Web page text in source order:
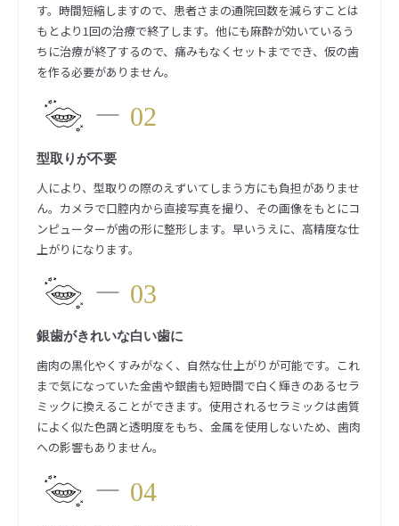
す。時間短縮しますので、患者さまの通院回数を減らすことは
もとより1回の治療で終了します。他にも麻酔が効いているう
ちに治療が終了するので、痛みもなくセットまででき、仮の歯
を作る必要がありません。
02
型取りが不要
人により、型取りの際のえずいてしまう方にも負担がありませ
ん。カメラで口腔内から直接写真を撮り、その画像をもとにコ
ンピューターが歯の形に整形します。早いうえに、高精度な仕
上がりになります。
03
銀歯がきれいな白い歯に
歯肉の黒化やくすみがなく、自然な仕上がりが可能です。これ
まで気になっていた金歯や銀歯も短時間で白く輝きのあるセラ
ミックに換えることができます。使用されるセラミックは歯質
によく似た色調と透明度をもち、金属を使用しないため、歯肉
への影響もありません。
04